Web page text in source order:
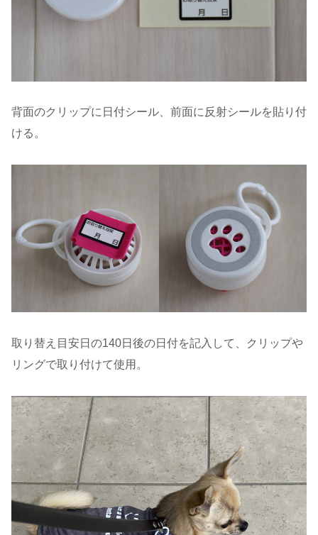
背面のクリップに日付シール、前面に反射シールを貼り付
ける。
取り替え目安日の140日後の日付を記入して、クリップや
リングで取り付けて使用。